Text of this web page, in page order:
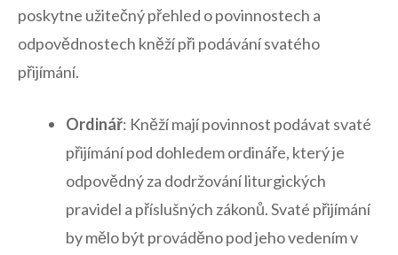
poskytne užitečný ⁤přehled⁤ o ‌povinnostech a ​
odpovědnostech kněží ⁣při podávání svatého
přijímání.
Ordinář:⁤ Kněží mají povinnost podávat svaté
přijímání pod dohledem ‍ordináře,​ který⁤ je
odpovědný za dodržování liturgických‍
pravidel a ⁣příslušných zákonů. Svaté přijímání
⁤by mělo být prováděno‌ pod jeho vedením​ v ​